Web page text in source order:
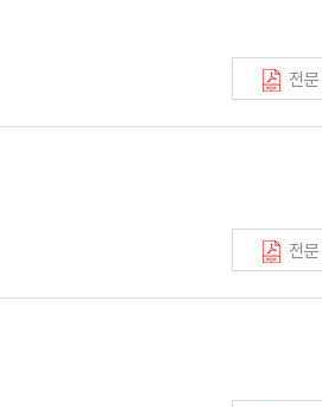
전문
전문